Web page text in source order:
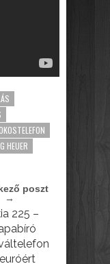
OKOSTELEFON
HEUER
poszt
→
225 –